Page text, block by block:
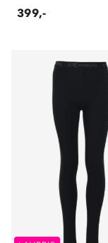
399,-